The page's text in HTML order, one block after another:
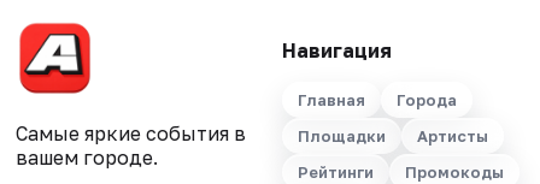
Самые яркие события в
вашем городе.
Навигация
Главная
Города
Площадки
Артисты
Рейтинги
Промокоды